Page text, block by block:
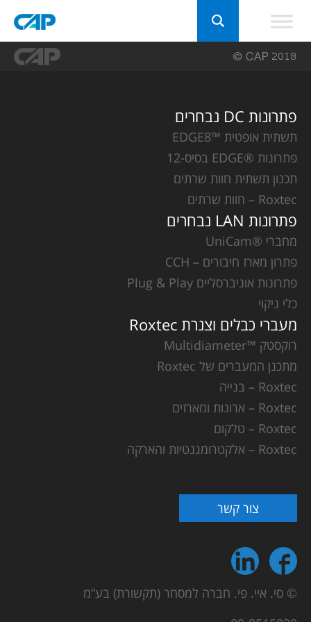
פתרונות DC נבחרים
תשתית אופטית ™EDGE8
פתרונות ®EDGE בסיס-12
תכנון תשתית חוות שרתים
Roxtec – חוות שרתים
פתרונות LAN נבחרים
מחברי ®UniCam
פתרון מארז חיבורים – CCH
פתרונות אוניברסליים Plug & Play
כלי ניקוי
מעברי כבלים וצנרת Roxtec
רוקסטק ™Multidiameter
מתכנן המעברים של Roxtec
Roxtec – בנייה
Roxtec – ארונות ומארזים
Roxtec – טלקום
Roxtec – אלקטרומגנטיות והארקה
צור קשר
© סי. איי. פי. חברה למסחר (תקשורת) בע”מ